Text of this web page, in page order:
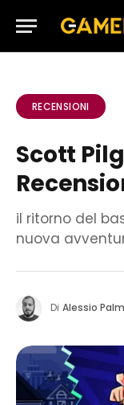
RECENSIONI
Scott
il ritorno del
nuova
Di Alessio